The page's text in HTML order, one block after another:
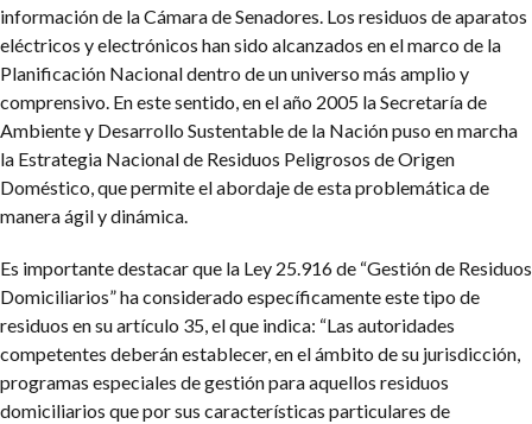
información de la Cámara de Senadores. Los residuos de aparatos
eléctricos y electrónicos han sido alcanzados en el marco de la
Planificación Nacional dentro de un universo más amplio y
comprensivo. En este sentido, en el año 2005 la Secretaría de
Ambiente y Desarrollo Sustentable de la Nación puso en marcha
la Estrategia Nacional de Residuos Peligrosos de Origen
Doméstico, que permite el abordaje de esta problemática de
manera ágil y dinámica.
Es importante destacar que la Ley 25.916 de “Gestión de Residuos
Domiciliarios” ha considerado específicamente este tipo de
residuos en su artículo 35, el que indica: “Las autoridades
competentes deberán establecer, en el ámbito de su jurisdicción,
programas especiales de gestión para aquellos residuos
domiciliarios que por sus características particulares de